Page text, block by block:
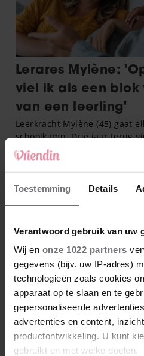
Toestemming Details
Verantwoord gebruik van uw
Wij en onze 1022 partners
gegevens (bijv. uw IP-adres)
technologieën zoals cookies
apparaat op te slaan en te
gepersonaliseerde
advertenties en content,
productontwikkeling. U kunt
gebruikt en met welke doelen.